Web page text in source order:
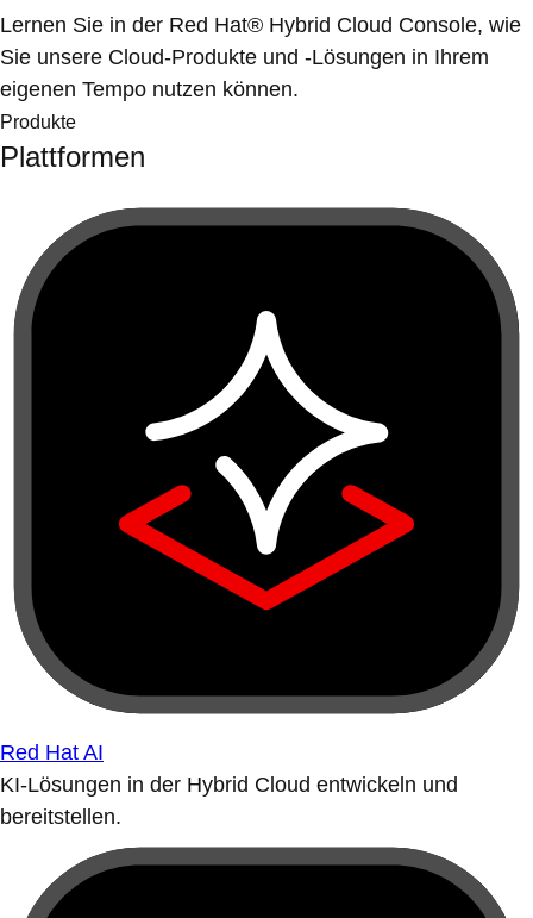
Lernen Sie in der Red Hat® Hybrid Cloud Console, wie
Sie unsere Cloud-Produkte und -Lösungen in Ihrem
eigenen Tempo nutzen können.
Produkte
Plattformen
Red Hat AI
KI-Lösungen in der Hybrid Cloud entwickeln und
bereitstellen.